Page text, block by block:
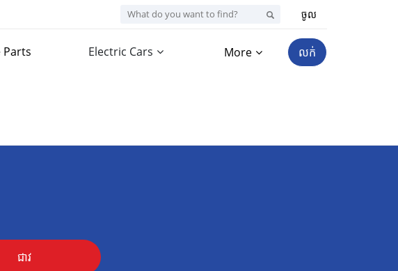
ចូល
Parts Electric Cars More លក់
ជាវ